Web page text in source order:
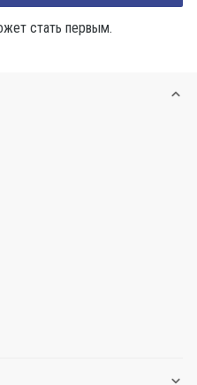
стать первым.